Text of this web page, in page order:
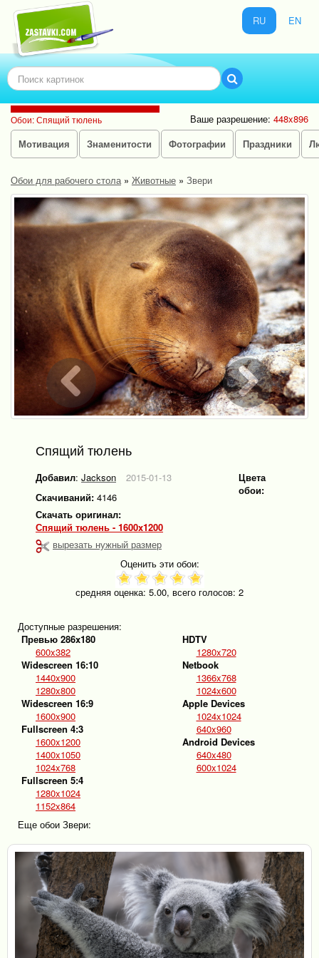
RU EN
Обои: Спящий тюлень Ваше разрешение: 448x896
Мотивация
Знаменитости Фотографии Праздники
Обои для рабочего стола» Животные » Звери
Спящий тюлень
Добавил: Jackson
2015-01-13
Скачиваний: 4146
Скачать оригинал:
Спящий тюлень - 1600x1200
вырезать нужный размер
Цвета
обои:
Оценить эти обои:
средняя оценка: 5.00, всего голосов: 2
Доступные разрешения:
Превью 286x180
600x382
Widescreen 16:10
1440x900
1280x800
Widescreen 16:9
1600x900
Fullscreen 4:3
1600x1200
1400x1050
1024x768
Fullscreen 5:4
1280x1024
1152x864
HDTV
1280x720
Netbook
1366x768
1024x600
Apple Devices
1024x1024
640x960
Android Devices
640x480
600x1024
Еще обои Звери: